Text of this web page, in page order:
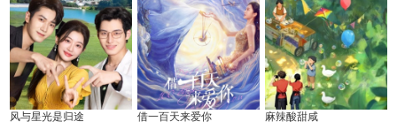
风与星光是归途 借一百天来爱你 麻辣酸甜咸